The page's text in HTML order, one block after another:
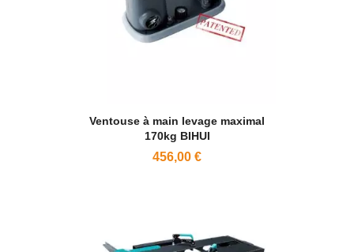
Ventouse à main levage maximal
170kg BIHUI
456,00 €